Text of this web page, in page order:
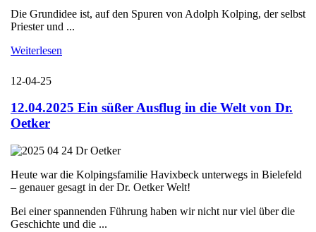
Die Grundidee ist, auf den Spuren von Adolph Kolping, der selbst
Priester und ...
Weiterlesen
12-04-25
12.04.2025 Ein süßer Ausflug in die Welt von Dr.
Oetker
Heute war die Kolpingsfamilie Havixbeck unterwegs in Bielefeld
– genauer gesagt in der Dr. Oetker Welt!
Bei einer spannenden Führung haben wir nicht nur viel über die
Geschichte und die ...